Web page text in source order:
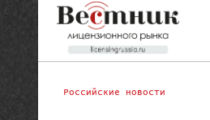
Российские новости